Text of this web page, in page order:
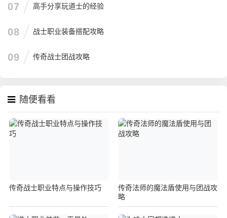
07 高手分享玩道士的经验
08 战士职业装备搭配攻略
09 传奇战士团战攻略
随便看看
传奇战士职业特点与操作技巧
传奇法师的魔法盾使用与团战攻
略